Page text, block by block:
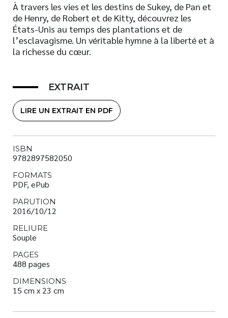
À travers les vies et les destins de Sukey, de Pan et
de Henry, de Robert et de Kitty, découvrez les
États-Unis au temps des plantations et de
l’esclavagisme. Un véritable hymne à la liberté et à
la richesse du cœur.
EXTRAIT
LIRE UN EXTRAIT EN PDF
ISBN
9782897582050
FORMATS
PDF, ePub
PARUTION
2016/10/12
RELIURE
Souple
PAGES
488 pages
DIMENSIONS
15 cm x 23 cm